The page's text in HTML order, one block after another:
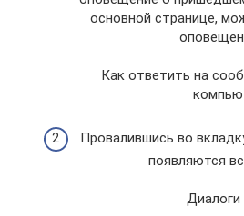
основной странице,
Как ответить на
Провалившись во
появляются